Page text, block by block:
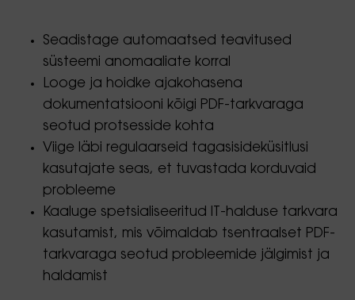
Seadistage automaatsed teavitused
süsteemi anomaaliate korral
Looge ja hoidke ajakohasena
dokumentatsiooni kõigi PDF-tarkvaraga
seotud protsesside kohta
Viige läbi regulaarseid tagasisideküsitlusi
kasutajate seas, et tuvastada korduvaid
probleeme
Kaaluge spetsialiseeritud IT-halduse tarkvara
kasutamist, mis võimaldab tsentraalset PDF-
tarkvaraga seotud probleemide jälgimist ja
haldamist